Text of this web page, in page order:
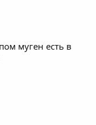
муген есть в